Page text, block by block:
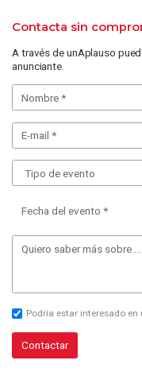
Contacta sin
A través de unAplauso
anunciante.
Fecha del evento *
Podría estar interesado
Contactar